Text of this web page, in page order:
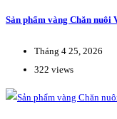
Sản phẩm vàng Chăn nuôi
Tháng 4 25, 2026
322 views